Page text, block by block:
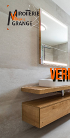
Panneau de